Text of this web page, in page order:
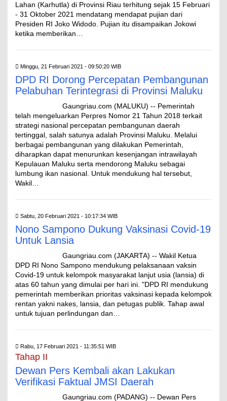
Lahan (Karhutla) di Provinsi Riau terhitung sejak 15 Februari
- 31 Oktober 2021 mendatang mendapat pujian dari
Presiden RI Joko Widodo. Pujian itu disampaikan Jokowi
ketika memberikan…
Minggu, 21 Februari 2021 - 09:50:20 WIB
DPD RI Dorong Percepatan Pembangunan
Pelabuhan Terintegrasi di Provinsi Maluku
Gaungriau.com (ΜALUKU) -- Pemerintah
telah mengeluarkan Perpres Nomor 21 Tahun 2018 terkait
strategi nasional percepatan pembangunan daerah
tertinggal, salah satunya adalah Provinsi Maluku. Melalui
berbagai pembangunan yang dilakukan Pemerintah,
diharapkan dapat menurunkan kesenjangan intrawilayah
Kepulauan Maluku serta mendorong Maluku sebagai
lumbung ikan nasional. Untuk mendukung hal tersebut,
Wakil…
Sabtu, 20 Februari 2021 - 10:17:34 WIB
Nono Sampono Dukung Vaksinasi Covid-19
Untuk Lansia
Gaungriau.com (JAKARTA) -- Wakil Ketua
DPD RI Nono Sampono mendukung pelaksanaan vaksin
Covid-19 untuk kelompok masyarakat lanjut usia (lansia) di
atas 60 tahun yang dimulai per hari ini. "DPD RI mendukung
pemerintah memberikan prioritas vaksinasi kepada kelompok
rentan yakni nakes, lansia, dan petugas publik. Tahap awal
untuk tujuan perlindungan dan…
Rabu, 17 Februari 2021 - 11:35:51 WIB
Tahap II
Dewan Pers Kembali akan Lakukan
Verifikasi Faktual JMSI Daerah
Gaungriau.com (PADANG) -- Dewan Pers